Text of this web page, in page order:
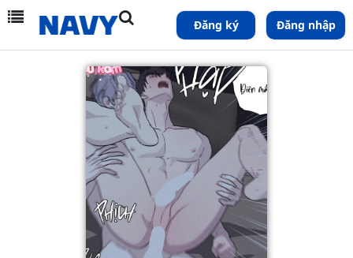
Đăng ký Đăng nhập